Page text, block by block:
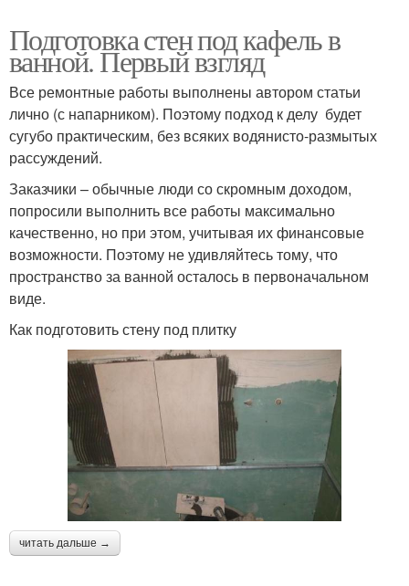
Подготовка стен под кафель в
ванной. Первый взгляд
Все ремонтные работы выполнены автором статьи
лично (с напарником). Поэтому подход к делу будет
сугубо практическим, без всяких водянисто-размытых
рассуждений.
Заказчики – обычные люди со скромным доходом,
попросили выполнить все работы максимально
качественно, но при этом, учитывая их финансовые
возможности. Поэтому не удивляйтесь тому, что
пространство за ванной осталось в первоначальном
виде.
Как подготовить стену под плитку
читать дальше →